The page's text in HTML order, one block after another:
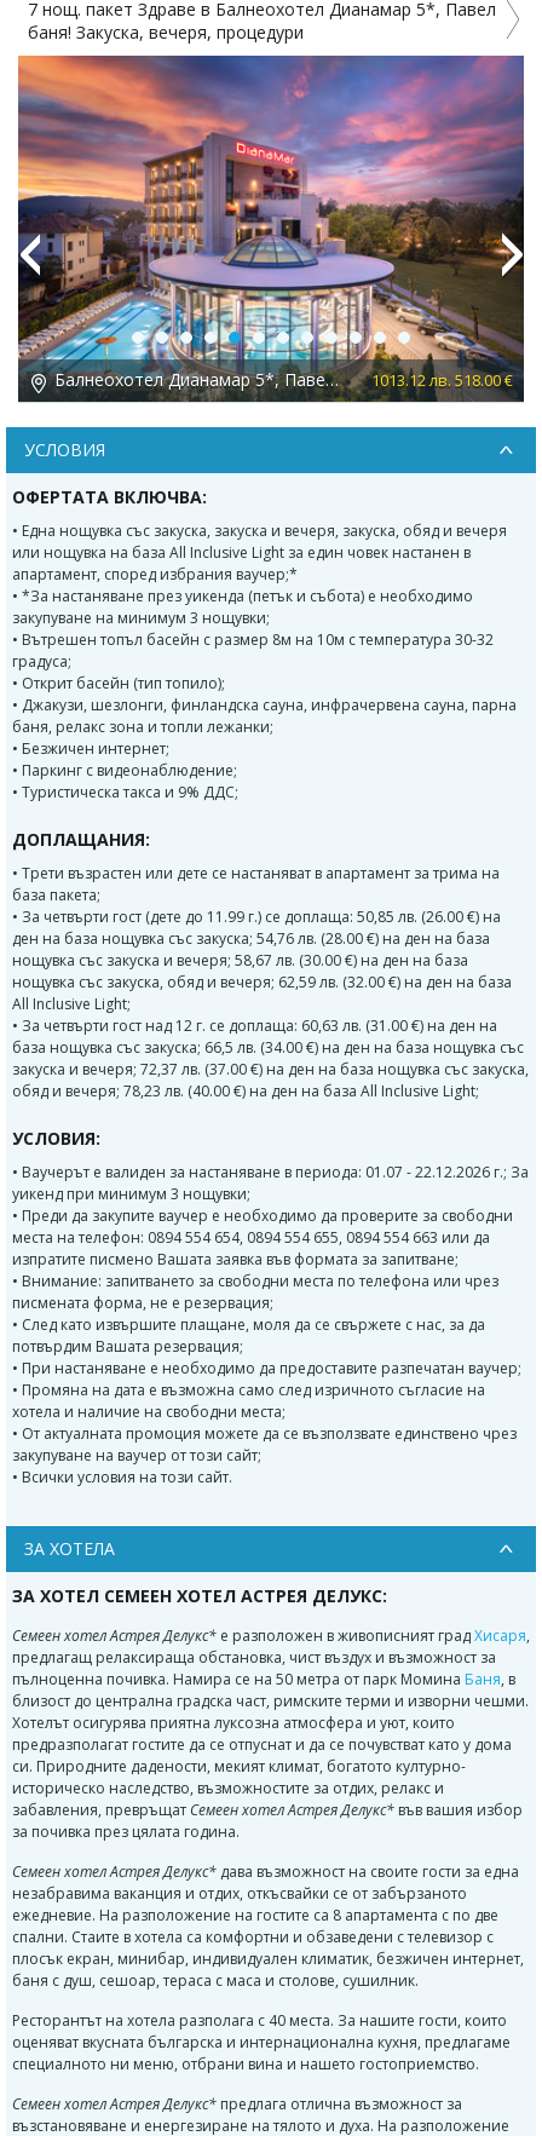
7 нощ. пакет Здраве в Балнеохотел Дианамар 5*, Павел
баня! Закуска, вечеря, процедури
Балнеохотел Дианамар 5*, Павел баня 1013.12 лв. 518.00 €
Previous Next
УСЛОВИЯ
ОФЕРТАТА ВКЛЮЧВА:
• Една нощувка със закуска, закуска и вечеря, закуска, обяд и вечеря
или нощувка на база All Inclusive Light за един човек настанен в
апартамент, според избрания ваучер;*
• *За настаняване през уикенда (петък и събота) е необходимо
закупуване на минимум 3 нощувки;
• Вътрешен топъл басейн с размер 8м на 10м с температура 30-32
градуса;
• Открит басейн (тип топило);
• Джакузи, шезлонги, финландска сауна, инфрачервена сауна, парна
баня, релакс зона и топли лежанки;
• Безжичен интернет;
• Паркинг с видеонаблюдение;
• Туристическа такса и 9% ДДС;
ДОПЛАЩАНИЯ:
• Трети възрастен или дете се настаняват в апартамент за трима на
база пакета;
• За четвърти гост (дете до 11.99 г.) се доплаща: 50,85 лв. (26.00 €) на
ден на база нощувка със закуска; 54,76 лв. (28.00 €) на ден на база
нощувка със закуска и вечеря; 58,67 лв. (30.00 €) на ден на база
нощувка със закуска, обяд и вечеря; 62,59 лв. (32.00 €) на ден на база
All Inclusive Light;
• За четвърти гост над 12 г. се доплаща: 60,63 лв. (31.00 €) на ден на
база нощувка със закуска; 66,5 лв. (34.00 €) на ден на база нощувка със
закуска и вечеря; 72,37 лв. (37.00 €) на ден на база нощувка със закуска,
обяд и вечеря; 78,23 лв. (40.00 €) на ден на база All Inclusive Light;
УСЛОВИЯ:
• Ваучерът е валиден за настаняване в периода: 01.07 - 22.12.2026 г.; За
уикенд при минимум 3 нощувки;
• Преди да закупите ваучер е необходимо да проверите за свободни
места на телефон: 0894 554 654, 0894 554 655, 0894 554 663 или да
изпратите писмено Вашата заявка във формата за запитване;
• Внимание: запитването за свободни места по телефона или чрез
писмената форма, не е резервация;
• След като извършите плащане, моля да се свържете с нас, за да
потвърдим Вашата резервация;
• При настаняване е необходимо да предоставите разпечатан ваучер;
• Промяна на дата е възможна само след изричното съгласие на
хотела и наличие на свободни места;
• От актуалната промоция можете да се възползвате единствено чрез
закупуване на ваучер от този сайт;
• Всички условия на този сайт.
ЗА ХОТЕЛА
ЗА ХОТЕЛ СЕМЕЕН ХОТЕЛ АСТРЕЯ ДЕЛУКС:
Семеен хотел АстреяДелукс* е разположен в живописният градХисаря,
предлагащ релаксираща обстановка, чист въздух и възможност за
пълноценна почивка. Намира се на 50 метра от парк Момина Баня, в
близост до централна градска част, римските терми и изворни чешми.
Хотелът осигурява приятна луксозна атмосфера и уют, които
предразполагат гостите да се отпуснат и да се почувстват като у дома
си. Природните дадености, мекият климат, богатото културно-
историческо наследство, възможностите за отдих, релакс и
забавления, превръщат Семеен хотел Астрея Делукс* във вашия избор
за почивка през цялата година.
Семеен хотел Астрея Делукс* дава възможност на своите гости за една
незабравима ваканция и отдих, откъсвайки се от забързаното
ежедневие. На разположение на гостите са 8 апартамента с по две
спални. Стаите в хотела са комфортни и обзаведени с телевизор с
плосък екран, минибар, индивидуален климатик, безжичен интернет,
баня с душ, сешоар, тераса с маса и столове, сушилник.
Ресторантът на хотела разполага с 40 места. За нашите гости, които
оценяват вкусната българска и интернационална кухня, предлагаме
специалното ни меню, отбрани вина и нашето гостоприемство.
Семеен хотел Астрея Делукс* предлага отлична възможност за
възстановяване и енергезиране на тялото и духа. На разположение